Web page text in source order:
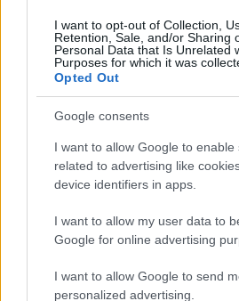
I want to opt-out of Collection,
Retention, Sale, and/or Sharing
Personal Data that Is Unrelated
Purposes for which it was
Opted Out
Google consents
I want to allow Google to enable
related to advertising like
device identifiers in apps.
I want to allow my user data to
Google for online advertising
I want to allow Google to send
personalized advertising.
Népszerű